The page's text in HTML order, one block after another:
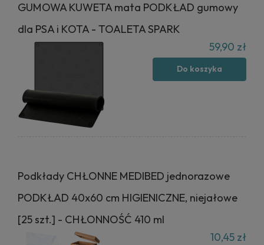
GUMOWA KUWETA mata PODKŁAD gumowy
dla PSA i KOTA - TOALETA SPARK
59,90 zł
Do koszyka
Podkłady CHŁONNE MEDIBED jednorazowe
PODKŁAD 40x60 cm HIGIENICZNE, niejałowe
[25 szt.] - CHŁONNOŚĆ 410 ml
10,45 zł